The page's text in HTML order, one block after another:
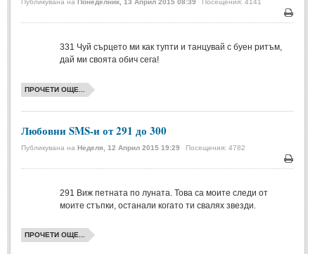
(55)
Мъдрости за любовта
Мъдрости за приятелството
Древногръцки афоризми
(21)
ФИЛОСОФИЯ
ФИЛОСОФИЯ
Публикувана на Понеделник, 13 Април 2015 08:39 Посещения: 4141
Печат
331 Чуй сърцето ми как тупти и танцувай с буен ритъм,
дай ми своята обич сега!
ПРОЧЕТИ ОЩЕ...
Любовни SMS-и от 291 до 300
Публикувана на Неделя, 12 Април 2015 19:29 Посещения: 4782
Печат
291 Виж петната по луната. Това са моите следи от
моите стъпки, останали когато ти свалях звезди.
ПРОЧЕТИ ОЩЕ...